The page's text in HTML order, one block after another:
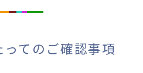
てのご確認事項